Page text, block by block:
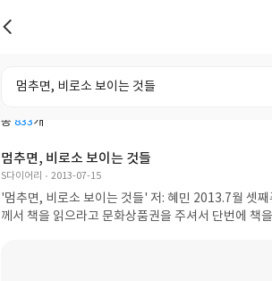
전체 도서 리뷰
총 833개
멈추면, 비로소 보이는 것들
S다이어리 2013-07-15
'멈추면, 비로소 보이는 것들' 저: 혜민 2013.7월 셋
께서 책을 읽으라고 문화상품권을 주셔서 단번에 책